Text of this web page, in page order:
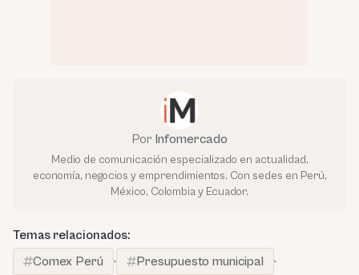
Por Infomercado
Medio de comunicación especializado en actualidad,
economía, negocios y emprendimientos. Con sedes en Perú,
México, Colombia y Ecuador.
Temas relacionados:
Comex Perú
· Presupuesto municipal
·